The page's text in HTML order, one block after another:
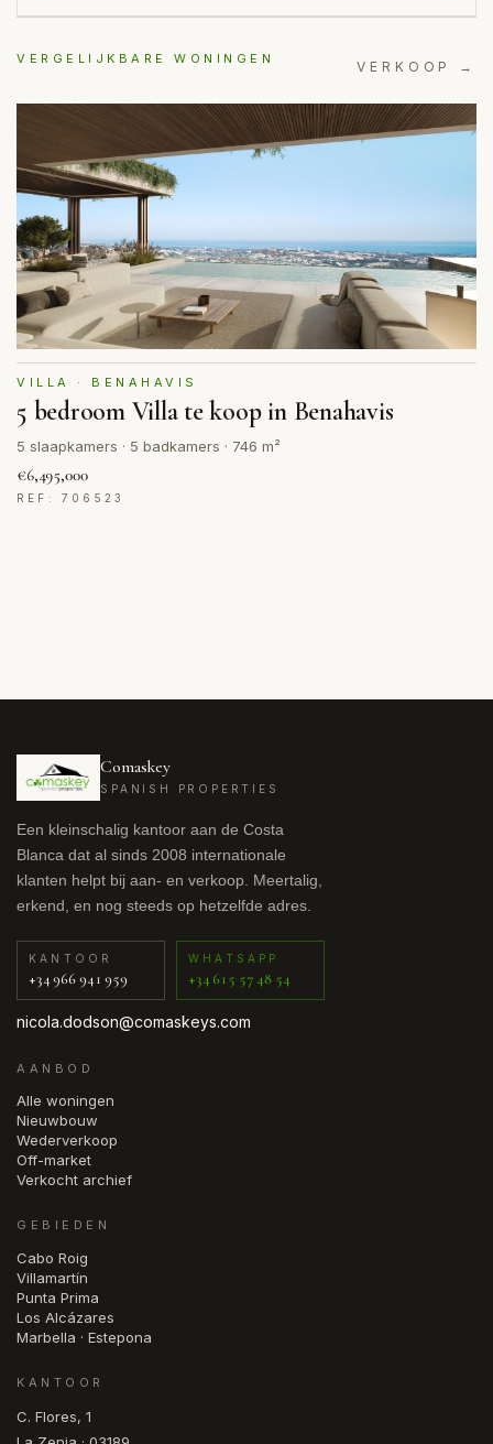
VERGELIJKBARE WONINGEN VERKOOP →
VILLA · BENAHAVIS
5 bedroom Villa te koop in Benahavis
5 slaapkamers · 5 badkamers · 746 m²
€6,495,000
REF: 706523
Comaskey
SPANISH PROPERTIES
Een kleinschalig kantoor aan de Costa
Blanca dat al sinds 2008 internationale
klanten helpt bij aan- en verkoop. Meertalig,
erkend, en nog steeds op hetzelfde adres.
KANTOOR
+34 966 941 959
WHATSAPP
+34 615 57 48 54
nicola.dodson@comaskeys.com
AANBOD
Alle woningen
Nieuwbouw
Wederverkoop
Off-market
Verkocht archief
GEBIEDEN
Cabo Roig
Villamartín
Punta Prima
Los Alcázares
Marbella · Estepona
KANTOOR
C. Flores, 1